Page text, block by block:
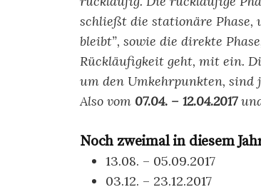
schließt die stationäre Phase,
bleibt”, sowie die direkte
Rückläufigkeit geht, mit ein.
um den Umkehrpunkten, sind
Also vom 07.04. – 12.04.2017
Noch zweimal in diesem
13.08. – 05.09.2017
03.12. – 23.12.2017